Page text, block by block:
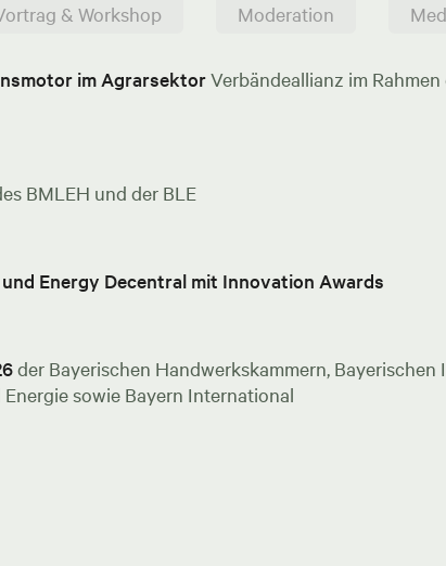
& Workshop Moderation
im AgrarsektorVerbändeallianz im
BMLEH und der BLE
Energy Decentral mit Innovation Awards
der Bayerischen Handwerkskammern,
sowie Bayern International